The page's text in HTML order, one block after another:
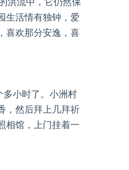
生活情有独钟，爱
喜欢那分安逸，喜
多小时了。小洲村
，然后拜上几拜祈
相馆，上门挂着一